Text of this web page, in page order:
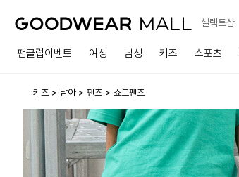
셀렉트샵
팬클럽이벤트 여성 남성 키즈 스포츠
키즈 남아 팬츠 쇼트팬츠